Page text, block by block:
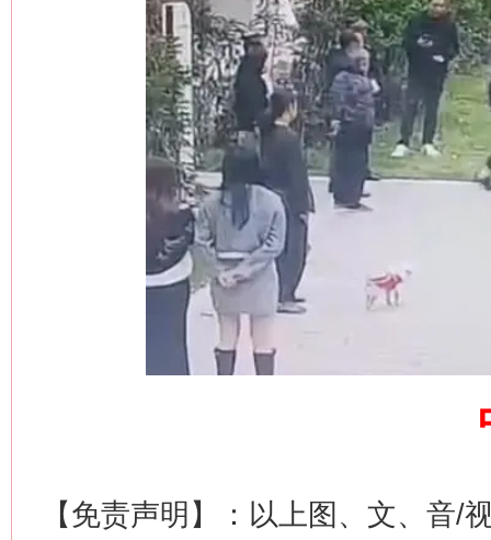
【免责声明】：以上图、文、音/